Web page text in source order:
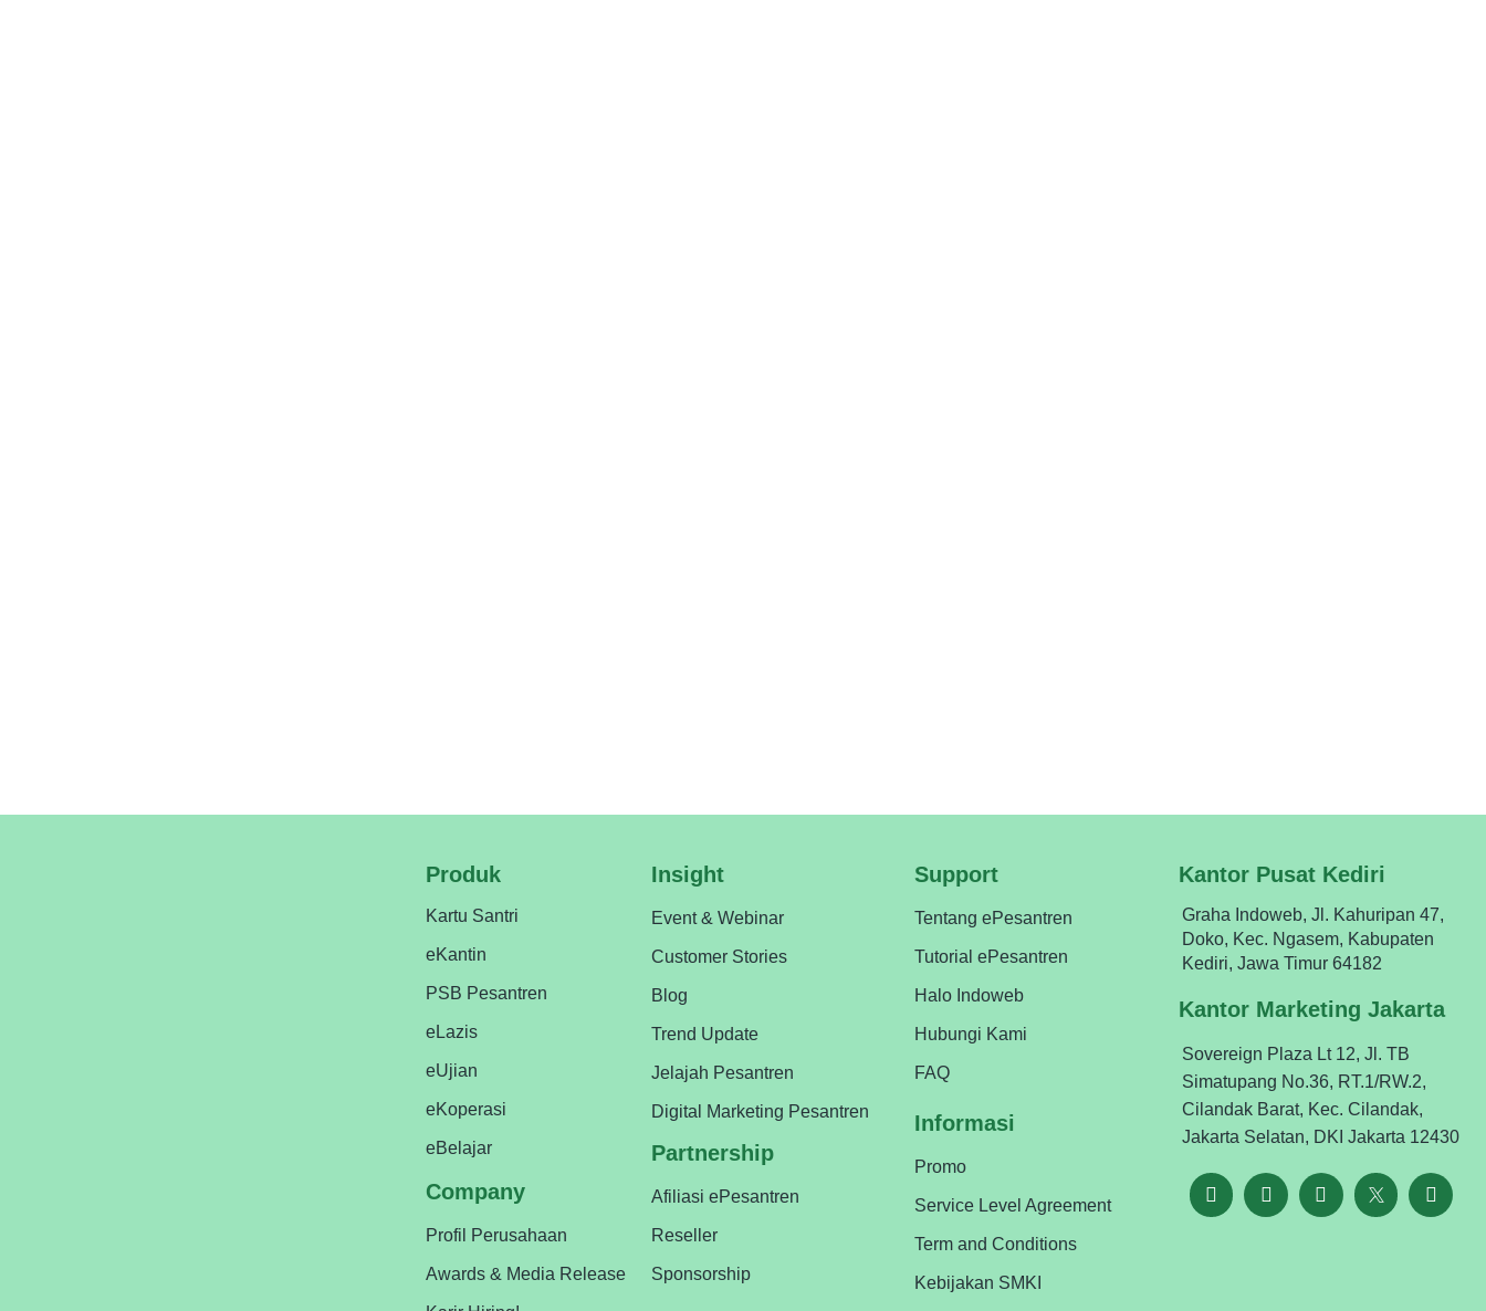
Produk
Kartu Santri
eKantin
PSB Pesantren
eLazis
eUjian
eKoperasi
eBelajar
Company
Profil Perusahaan
Awards & Media Release
Insight
Event & Webinar
Customer Stories
Blog
Trend Update
Jelajah Pesantren
Digital Marketing Pesantren
Partnership
Afiliasi ePesantren
Reseller
Sponsorship
Support
Tentang ePesantren
Tutorial ePesantren
Halo Indoweb
Hubungi Kami
FAQ
Informasi
Promo
Service Level Agreement
Term and Conditions
Kebijakan SMKI
Kantor Pusat Kediri
Graha Indoweb, Jl. Kahuripan 47,
Doko, Kec. Ngasem, Kabupaten
Kediri, Jawa Timur 64182
Kantor Marketing Jakarta
Sovereign Plaza Lt 12, Jl. TB
Simatupang No.36, RT.1/RW.2,
Cilandak Barat, Kec. Cilandak,
Jakarta Selatan, DKI Jakarta 12430